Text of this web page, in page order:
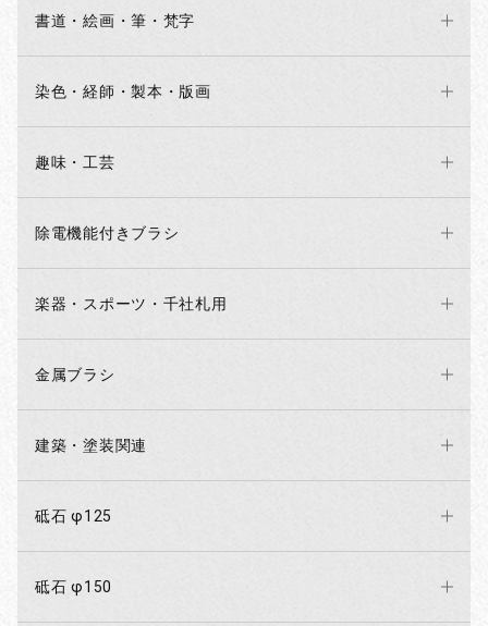
書道・絵画・筆・梵字
染色・経師・製本・版画
趣味・工芸
除電機能付きブラシ
楽器・スポーツ・千社札用
金属ブラシ
建築・塗装関連
砥石 φ125
砥石 φ150